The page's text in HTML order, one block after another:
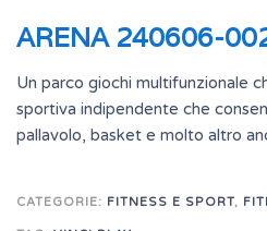
ARENA 240606-
Un parco giochi multifunzionale
sportiva indipendente che
pallavolo, basket e molto altro
CATEGORIE: FITNESS E SPORT,